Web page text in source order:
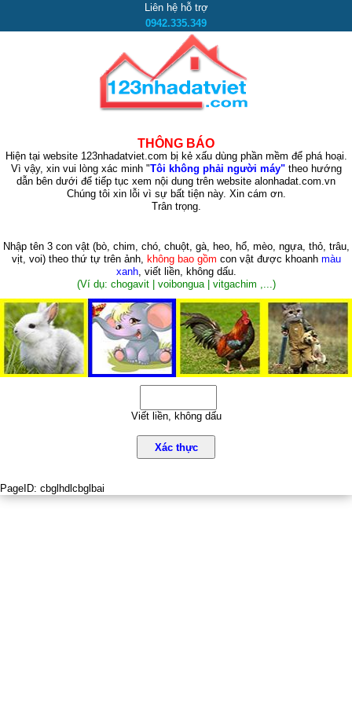
Liên hệ hỗ trợ
0942.335.349
THÔNG BÁO
Hiện tại website 123nhadatviet.com bị kẻ xấu dùng phần mềm để phá hoại.
Vì vậy, xin vui lòng xác minh "Tôi không phải người máy"theo hướng
dẫn bên dưới để tiếp tục xem nội dung trên website alonhadat.com.vn
Chúng tôi xin lỗi vì sự bất tiện này. Xin cám ơn.
Trân trọng.
Nhập tên 3 con vật (bò, chim, chó, chuột, gà, heo, hổ, mèo, ngựa, thỏ, trâu,
vịt, voi)theo thứ tự trên ảnh, không bao gồm con vật được khoanh màu
xanh, viết liền, không dấu.
(Ví dụ: chogavit | voibongua | vitgachim ,...)
Viết liền, không dấu
Xác thực
PageID: cbglhdlcbglbai